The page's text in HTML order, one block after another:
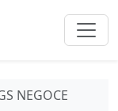
NEGOCE